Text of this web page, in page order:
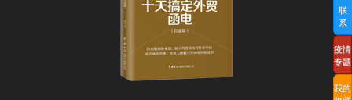
联
系
疫情
专题
我的